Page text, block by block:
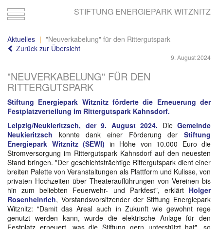
Toggle
navigation
STIFTUNG ENERGIEPARK WITZNITZ
Aktuelles
"Neuverkabelung" für den Rittergutspark
Zurück zur Übersicht
9. August 2024
"NEUVERKABELUNG" FÜR DEN
RITTERGUTSPARK
Stiftung Energiepark Witznitz förderte die Erneuerung der
Festplatzverteilung im Rittergutspark Kahnsdorf.
Leipzig/Neukieritzsch, der 9. August 2024. Die Gemeinde
Neukieritzsch konnte dank einer Förderung der Stiftung
Energiepark Witznitz (SEWI) in Höhe von 10.000 Euro die
Stromversorgung im Rittergutspark Kahnsdorf auf den neuesten
Stand bringen. "Der geschichtsträchtige Rittergutspark dient einer
breiten Palette von Veranstaltungen als Plattform und Kulisse, von
privaten Hochzeiten über Theateraufführungen von Vereinen bis
hin zum beliebten Feuerwehr- und Parkfest", erklärt Holger
Rosenheinrich, Vorstandsvorsitzender der Stiftung Energiepark
Witznitz: "Damit das Areal auch in Zukunft wie gewohnt rege
genutzt werden kann, wurde die elektrische Anlage für den
Festplatz erneuert, was die Stiftung gern unterstützt hat", so